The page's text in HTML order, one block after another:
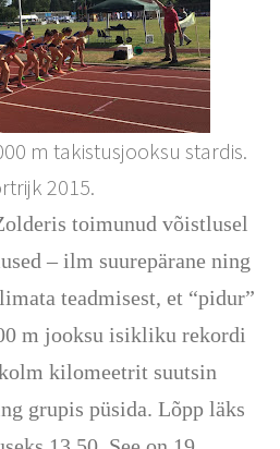
m takistusjooksu stardis.
2015.
toimunud võistlusel
– ilm suurepärane ning
teadmisest, et “pidur”
m jooksu isikliku rekordi
kilomeetrit suutsin
grupis püsida. Lõpp läks